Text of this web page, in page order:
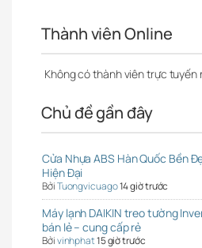
Thành viên Online
Không có thành viên trực tuyến
Chủ đề gần đây
Cửa Nhựa ABS Hàn Quốc Bền
Hiện Đại
BởiTuongvicuago14 giờ trước
Máy lạnh DAIKIN treo tường
bán lẻ – cung cấp rẻ
Bởivinhphat15 giờ trước